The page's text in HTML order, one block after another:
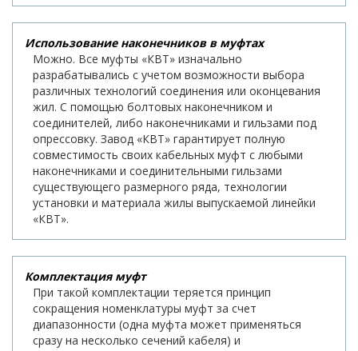
Использование наконечников в муфтах
Можно. Все муфты «КВТ» изначально
разрабатывались с учетом возможности выбора
различных технологий соединения или оконцевания
жил. С помощью болтовых наконечником и
соединителей, либо наконечниками и гильзами под
опрессовку. Завод «КВТ» гарантирует полную
совместимость своих кабельных муфт с любыми
наконечниками и соединительными гильзами
существующего размерного ряда, технологии
установки и материала жилы выпускаемой линейки
«КВТ».
Комплектация муфт
При такой комплектации теряется принцип
сокращения номенклатуры муфт за счет
диапазонности (одна муфта может применяться
сразу на несколько сечений кабеля) и